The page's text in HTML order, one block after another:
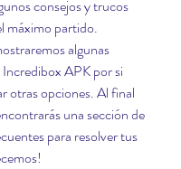
consejos y trucos
máximo partido.
algunas
APK por si
otras opciones. Al final
una sección de
para resolver tus